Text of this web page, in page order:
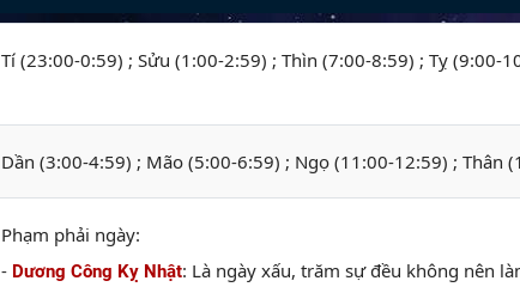
Tí (23:00-0:59) ; Sửu (1:00-2:59) ; Thìn (7:00-8:59) ; Tỵ (9:00-
Dần (3:00-4:59) ; Mão (5:00-6:59) ; Ngọ (11:00-12:59) ; Thân
Phạm phải ngày:
- Dương Công Kỵ Nhật: Là ngày xấu, trăm sự đều không nên